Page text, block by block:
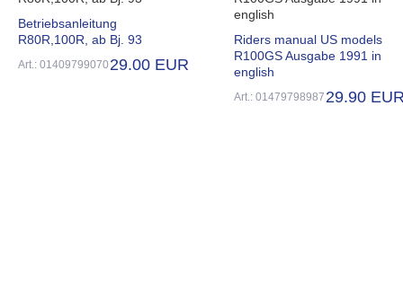
Betriebsanleitung
R80R,100R, ab Bj. 93
Art.: 01409799070 29.00 EUR
Riders manual US models
R100GS Ausgabe 1991 in
english
Art.: 01479798987 29.90